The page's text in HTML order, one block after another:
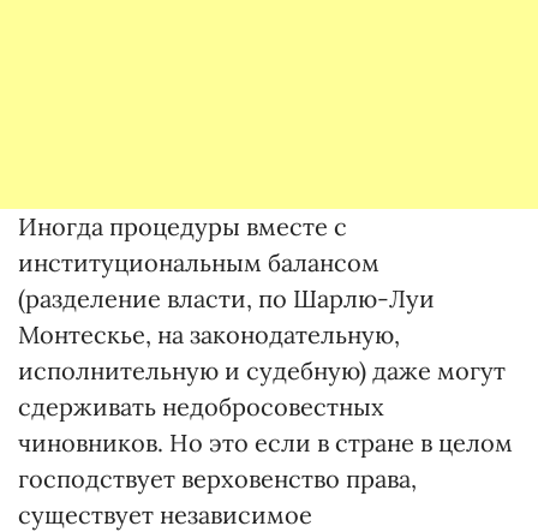
Иногда процедуры вместе с
институциональным балансом
(разделение власти, по Шарлю-Луи
Монтескье, на законодательную,
исполнительную и судебную) даже могут
сдерживать недобросовестных
чиновников. Но это если в стране в целом
господствует верховенство права,
существует независимое